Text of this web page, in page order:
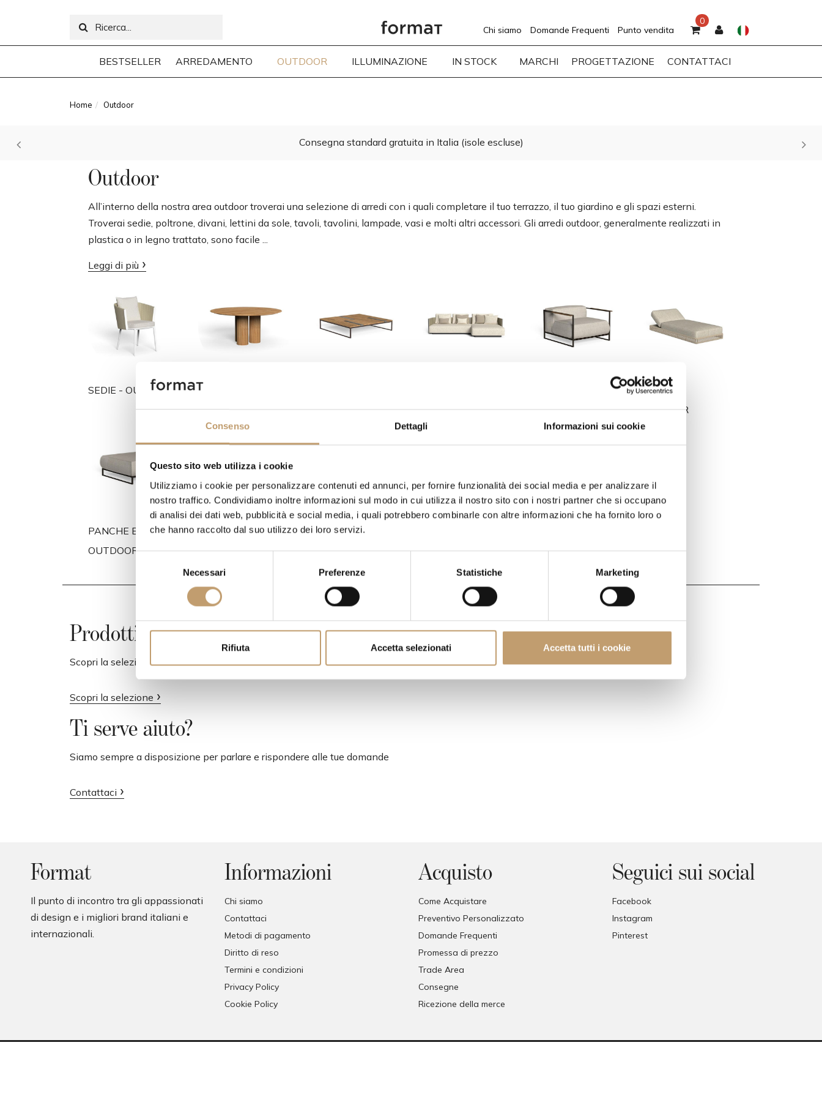
Consenso Dettagli Informazioni sui cookie
Questo sito web utilizza i cookie
Utilizziamo i cookie per personalizzare contenuti ed annunci, per fornire funzionalità dei social media e per analizzare il
nostro traffico. Condividiamo inoltre informazioni sul modo in cui utilizza il nostro sito con i nostri partner che si occupano
di analisi dei dati web, pubblicità e social media, i quali potrebbero combinarle con altre informazioni che ha fornito loro o
che hanno raccolto dal suo utilizzo dei loro servizi.
l
i
n
e
e
c
n
Necessari Preferenze Statistiche Marketing
Rifiuta Accetta selezionati Accetta tutti i cookie
0
Chi siamo Domande Frequenti Punto vendita
BESTSELLER ARREDAMENTO OUTDOOR ILLUMINAZIONE IN STOCK MARCHI PROGETTAZIONE CONTATTACI
Home Outdoor
Consegna standard gratuita in Italia (isole escluse)
Outdoor
All’interno della nostra area outdoor troverai una selezione di arredi con i quali completare il tuo terrazzo, il tuo giardino e gli spazi esterni.
Troverai sedie, poltrone, divani, lettini da sole, tavoli, tavolini, lampade, vasi e molti altri accessori. Gli arredi outdoor, generalmente realizzati in
plastica o in legno trattato, sono facile ...
Leggi di più
SEDIE - OUTDOOR TAVOLI - OUTDOOR
OUTDOOR
OUTDOOR
LETTINI -
OUTDOOR
PANCHE E POUF -
OUTDOOR
ILLUMINAZIONE -
OUTDOOR
ACCESSORI -
OUTDOOR
Prodotti Bestseller
Scopri la selezione dei prodotti più amati e ricercati dagli appassionati di design.
Scopri la selezione
Ti serve aiuto?
Siamo sempre a disposizione per parlare e rispondere alle tue domande
Contattaci
Format
Il punto di incontro tra gli appassionati
di design e i migliori brand italiani e
internazionali.
Informazioni
Chi siamo
Contattaci
Metodi di pagamento
Diritto di reso
Termini e condizioni
Privacy Policy
Cookie Policy
Acquisto
Come Acquistare
Preventivo Personalizzato
Domande Frequenti
Promessa di prezzo
Trade Area
Consegne
Ricezione della merce
Seguici sui social
Facebook
Instagram
Pinterest